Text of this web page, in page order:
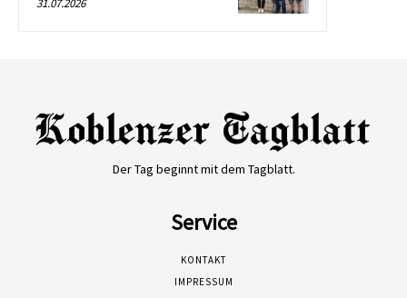
31.07.2026
Der Tag beginnt mit dem Tagblatt.
Service
KONTAKT
IMPRESSUM